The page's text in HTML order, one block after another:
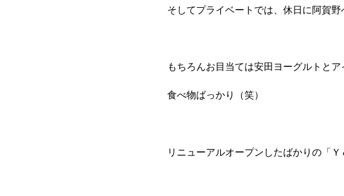
そしてプライベートでは、休日に阿賀野
もちろんお目当ては安田ヨーグルトと
食べ物ばっかり（笑）
リニューアルオープンしたばかりの「Ｙ